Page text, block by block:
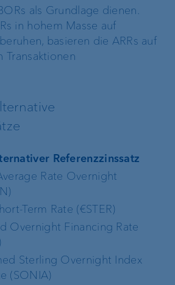
als Grundlage dienen.
in hohem Masse auf
basieren die ARRs auf
Transaktionen
Referenzzinssatz
Rate Overnight
Term Rate (€STER)
Overnight Financing Rate
Sterling Overnight Index
(SONIA)